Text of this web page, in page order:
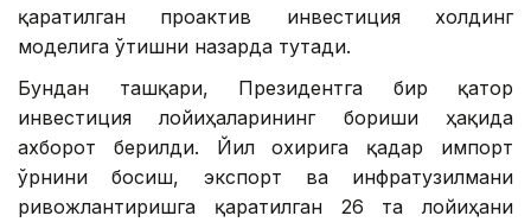
қаратилган проактив инвестиция холдинг
моделига ўтишни назарда тутади.
Бундан ташқари, Президентга бир қатор
инвестиция лойиҳаларининг бориши ҳақида
ахборот берилди. Йил охирига қадар импорт
ўрнини босиш, экспорт ва инфратузилмани
ривожлантиришга қаратилган 26 та лойиҳани